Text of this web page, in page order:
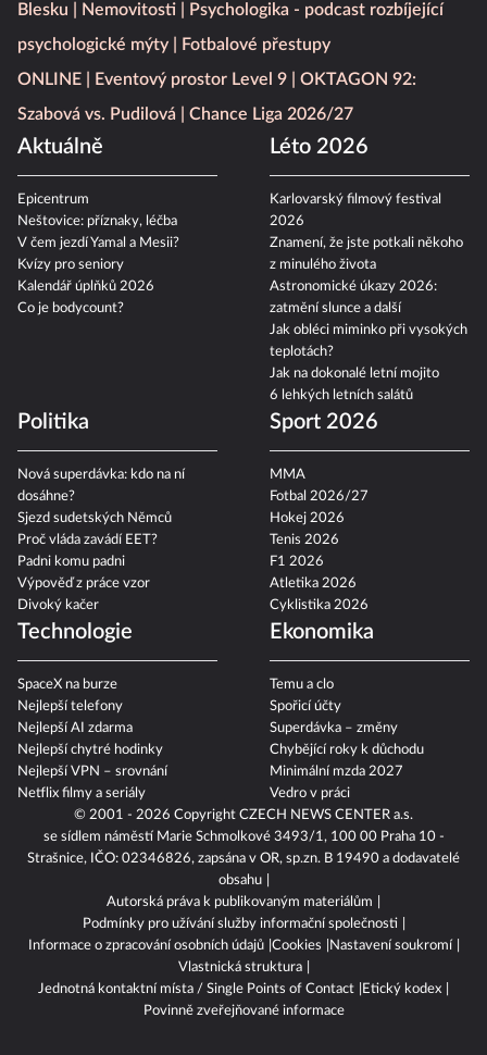
© 2001 - 2026 Copyright CZECH NEWS CENTER a.s.
se sídlem náměstí Marie Schmolkové 3493/1, 100 00 Praha 10 -
Strašnice, IČO: 02346826, zapsána v OR, sp.zn. B 19490 a dodavatelé
obsahu
Autorská práva k publikovaným materiálům
Podmínky pro užívání služby informační společnosti
Informace o zpracování osobních údajů Cookies
Nastavení soukromí
Vlastnická struktura
Jednotná kontaktní místa / Single Points of Contact
Etický kodex
Povinně zveřejňované informace
Blesku
Nemovitosti
Psychologika - podcast rozbíjející
psychologické mýty
Fotbalové přestupy
ONLINE
Eventový prostor Level 9
OKTAGON 92:
Szabová vs. Pudilová
Chance Liga 2026/27
Aktuálně
Epicentrum
Neštovice: příznaky, léčba
V čem jezdí Yamal a Mesii?
Kvízy pro seniory
Kalendář úplňků 2026
Co je bodycount?
Léto 2026
Karlovarský filmový festival
2026
Znamení, že jste potkali někoho
z minulého života
Astronomické úkazy 2026:
zatmění slunce a další
Jak obléci miminko při vysokých
teplotách?
Jak na dokonalé letní mojito
6 lehkých letních salátů
Politika
Nová superdávka: kdo na ní
dosáhne?
Sjezd sudetských Němců
Proč vláda zavádí EET?
Padni komu padni
Výpověď z práce vzor
Divoký kačer
Sport 2026
MMA
Fotbal 2026/27
Hokej 2026
Tenis 2026
F1 2026
Atletika 2026
Cyklistika 2026
Technologie
SpaceX na burze
Nejlepší telefony
Nejlepší AI zdarma
Nejlepší chytré hodinky
Nejlepší VPN – srovnání
Netflix filmy a seriály
Ekonomika
Temu a clo
Spořicí účty
Superdávka – změny
Chybějící roky k důchodu
Minimální mzda 2027
Vedro v práci